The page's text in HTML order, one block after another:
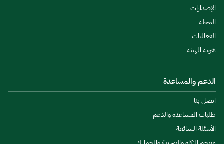
الإصدارات
المجلة
الفعاليات
هوية الهيئة
الدعم والمساعدة
اتصل بنا
طلبات المساعدة والدعم
الأسئلة الشائعة